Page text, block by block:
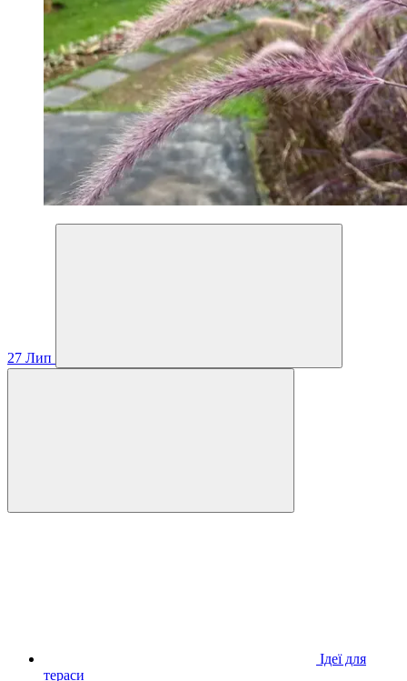
27 Лип
Ідеї для
тераси